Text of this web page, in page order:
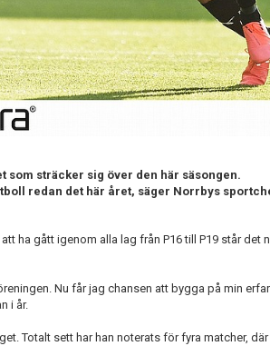
sträcker sig över den här säsongen.
redan det här året, säger Norrbys
ha gått igenom alla lag från P16 till P19 står det
Nu får jag chansen att bygga på min
i år.
Totalt sett har han noterats för fyra matcher, där